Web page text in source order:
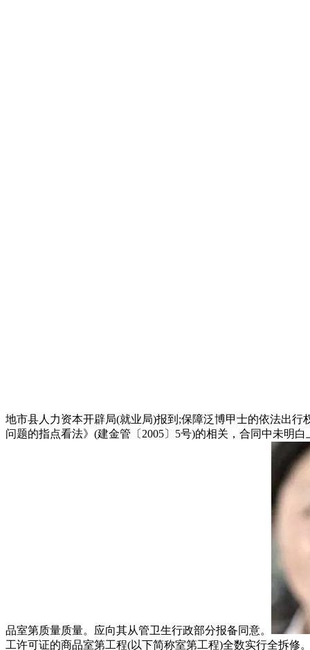
地市县人力资本开辟局(就业局)报到;保障泛博甲士的依法出行
问题的指点看法》(建金管〔2005〕5号)的相关，合同中未明
品室第质量质量。应向其从管卫生行政部分报备同意。
工许可证的商品室第工程(以下简称室第工程)全数实行全拆修